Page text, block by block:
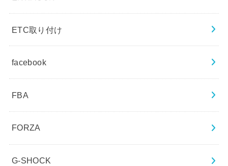
ETC取り付け
facebook
FBA
FORZA
G-SHOCK